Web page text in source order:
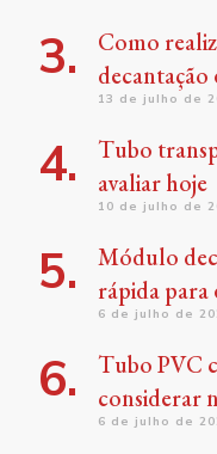
Como
13 de julho de
Tubo
avaliar hoje
10 de julho de
Módulo
rápida para
6 de julho de
Tubo PVC
considerar
6 de julho de